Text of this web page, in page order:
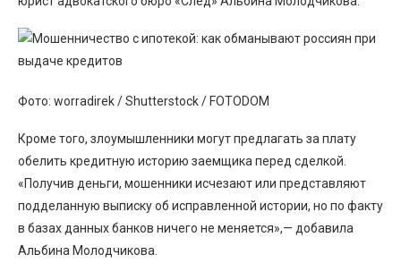
Фото: worradirek / Shutterstock / FOTODOM
Кроме того, злоумышленники могут предлагать за плату
обелить кредитную историю заемщика перед сделкой.
«Получив деньги, мошенники исчезают или представляют
подделанную выписку об исправленной истории, но по факту
в базах данных банков ничего не меняется»,— добавила
Альбина Молодчикова.